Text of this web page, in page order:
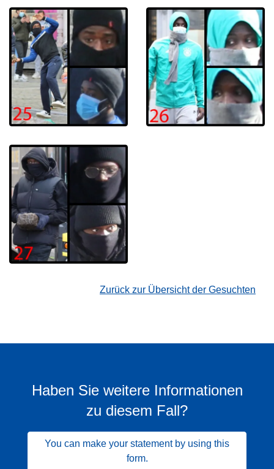
Zurück zur Übersicht der Gesuchten
Haben Sie weitere Informationen
zu diesem Fall?
You can make your statement by using this
form.